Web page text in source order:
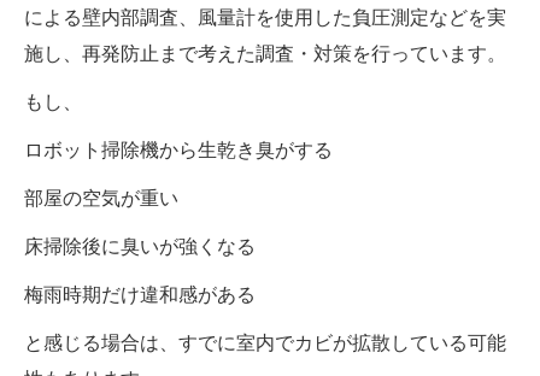
による壁内部調査、風量計を使用した負圧測定などを実
施し、再発防止まで考えた調査・対策を行っています。
もし、
ロボット掃除機から生乾き臭がする
部屋の空気が重い
床掃除後に臭いが強くなる
梅雨時期だけ違和感がある
と感じる場合は、すでに室内でカビが拡散している可能